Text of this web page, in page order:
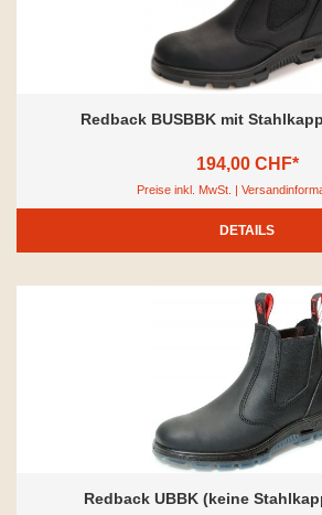
Redback BUSBBK mit
194,00 CHF*
Preise inkl. MwSt. |
DETAILS
Redback UBBK (keine